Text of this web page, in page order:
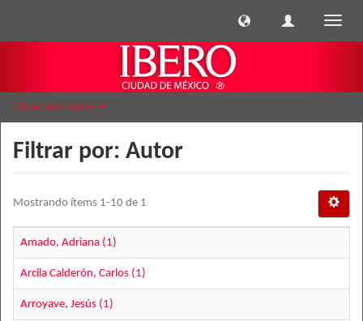
Filtrar por: Autor
Filtrar por: Autor
Mostrando ítems 1-10 de 1
Amado, Adriana (1)
Arcila Calderón, Carlos (1)
Arroyave, Jesús (1)